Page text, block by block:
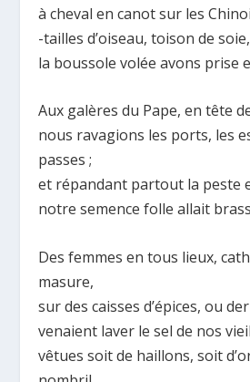
à cheval en canot sur les
-tailles d’oiseau, toison de
la boussole volée avons prise
Aux galères du Pape, en tête
nous ravagions les ports, les
passes ;
et répandant partout la peste
notre semence folle allait
Des femmes en tous lieux,
masure,
sur des caisses d’épices, ou
venaient laver le sel de nos
vêtues soit de haillons, soit